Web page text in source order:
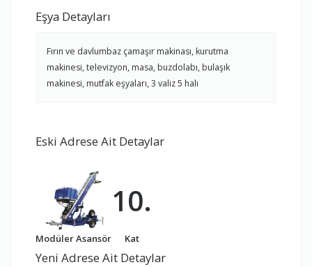
Eşya Detayları
Fırın ve davlumbaz çamaşır makinası, kurutma
makinesi, televizyon, masa, buzdolabı, bulaşık
makinesi, mutfak eşyaları, 3 valiz 5 halı
Eski Adrese Ait Detaylar
Modüler Asansör
10.
Kat
Yeni Adrese Ait Detaylar